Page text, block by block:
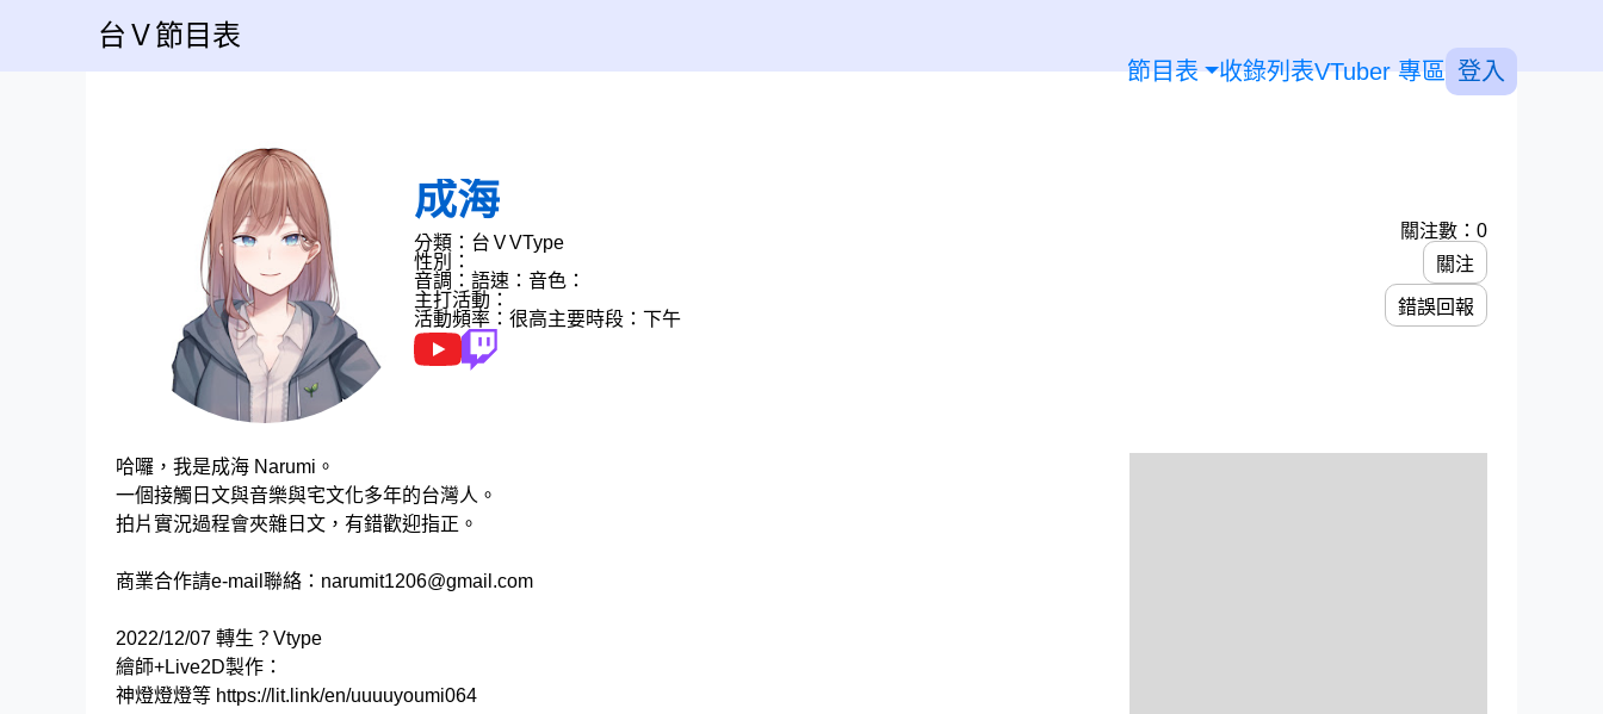
台Ｖ節目表
節目表 收錄列表VTuber 專區 登入
成海
分類：台ＶVType
性別：
音調： 語速： 音色：
主打活動：
活動頻率：很高主要時段：下午
關注數：0
關注
錯誤回報
哈囉，我是成海 Narumi。
一個接觸日文與音樂與宅文化多年的台灣人。
拍片實況過程會夾雜日文，有錯歡迎指正。
商業合作請e-mail聯絡：narumit1206@gmail.com
2022/12/07 轉生？Vtype
繪師+Live2D製作：
神燈燈燈等 https://lit.link/en/uuuuyoumi064